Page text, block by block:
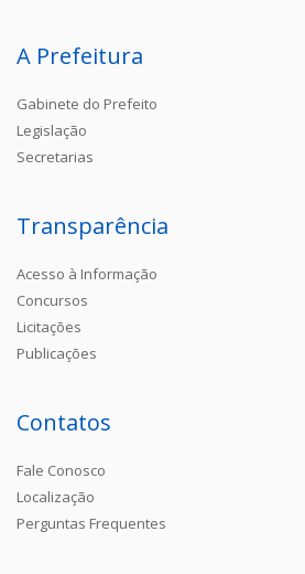
A Prefeitura
Gabinete do Prefeito
Legislação
Secretarias
Transparência
Acesso à Informação
Concursos
Licitações
Publicações
Contatos
Fale Conosco
Localização
Perguntas Frequentes